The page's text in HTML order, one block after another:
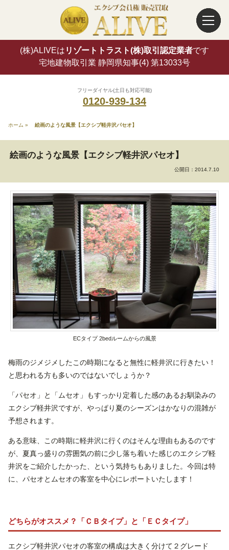
(株)ALIVEは リゾートトラスト(株)取引認定業者です
宅地建物取引業 静岡県知事(4) 第13033号
フリーダイヤル(土日も対応可能)
0120-939-134
ホーム » 絵画のような風景【エクシブ軽井沢パセオ】
絵画のような風景【エクシブ軽井沢パセオ】
公開日： 2014.7.10
ECタイプ 2bedルームからの風景
梅雨のジメジメしたこの時期になると無性に軽井沢に行きたい！
と思われる方も多いのではないでしょうか？
「パセオ」と「ムセオ」もすっかり定着した感のあるお馴染みの
エクシブ軽井沢ですが、やっぱり夏のシーズンはかなりの混雑が
予想されます。
ある意味、この時期に軽井沢に行くのはそんな理由もあるのです
が、夏真っ盛りの雰囲気の前に少し落ち着いた感じのエクシブ軽
井沢をご紹介したかった、という気持ちもありました。今回は特
に、パセオとムセオの客室を中心にレポートいたします！
どちらがオススメ？「ＣＢタイプ」と「ＥＣタイプ」
エクシブ軽井沢パセオの客室の構成は大きく分けて２グレード